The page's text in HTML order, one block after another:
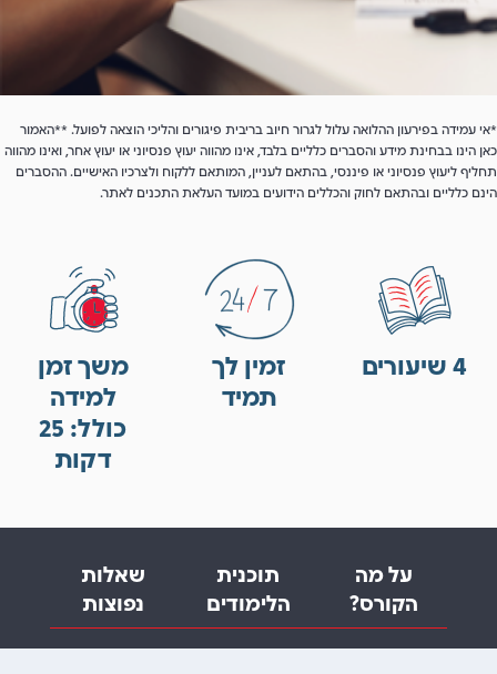
*אי עמידה בפירעון ההלואה עלול לגרור חיוב בריבית פיגורים והליכי הוצאה לפועל. **האמור
כאן הינו בבחינת מידע והסברים כלליים בלבד, אינו מהווה יעוץ פנסיוני או יעוץ אחר, ואינו מהווה
תחליף ליעוץ פנסיוני או פיננסי, בהתאם לעניין, המותאם ללקוח ולצרכיו האישיים. ההסברים
הינם כלליים ובהתאם לחוק והכללים הידועים במועד העלאת התכנים לאתר.
4 שיעורים
זמין לך
תמיד
משך זמן
למידה
כולל: 25
דקות
על מה
הקורס?
תוכנית
הלימודים
שאלות
נפוצות